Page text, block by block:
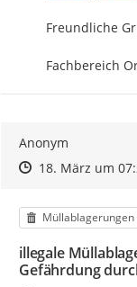
Freundliche
Fachbereich
Anonym
Zeitpunkt des
Zeitpunkt des
18. März um
Kategorie
Müllablagerungen
illegale
Gefährdung